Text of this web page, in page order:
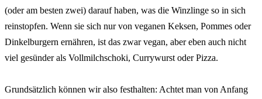
(oder am besten zwei) darauf haben, was die Winzlinge so in sich
reinstopfen. Wenn sie sich nur von veganen Keksen, Pommes oder
Dinkelburgern ernähren, ist das zwar vegan, aber eben auch nicht
viel gesünder als Vollmilchschoki, Currywurst oder Pizza.
Grundsätzlich können wir also festhalten: Achtet man von Anfang